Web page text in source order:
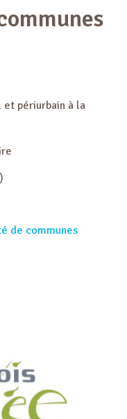
périurbain à la
de communes